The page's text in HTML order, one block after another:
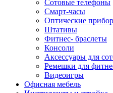
Сотовые телефоны
Смарт-часы
Оптические
Штативы
Фитнес- браслеты
Консоли
Аксессуары для
Ремешки для
Видеоигры
Офисная мебель